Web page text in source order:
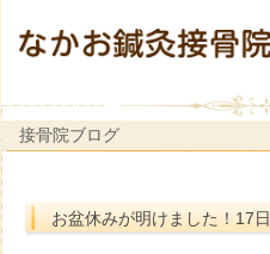
接骨院ブログ
お盆休みが明けました！17